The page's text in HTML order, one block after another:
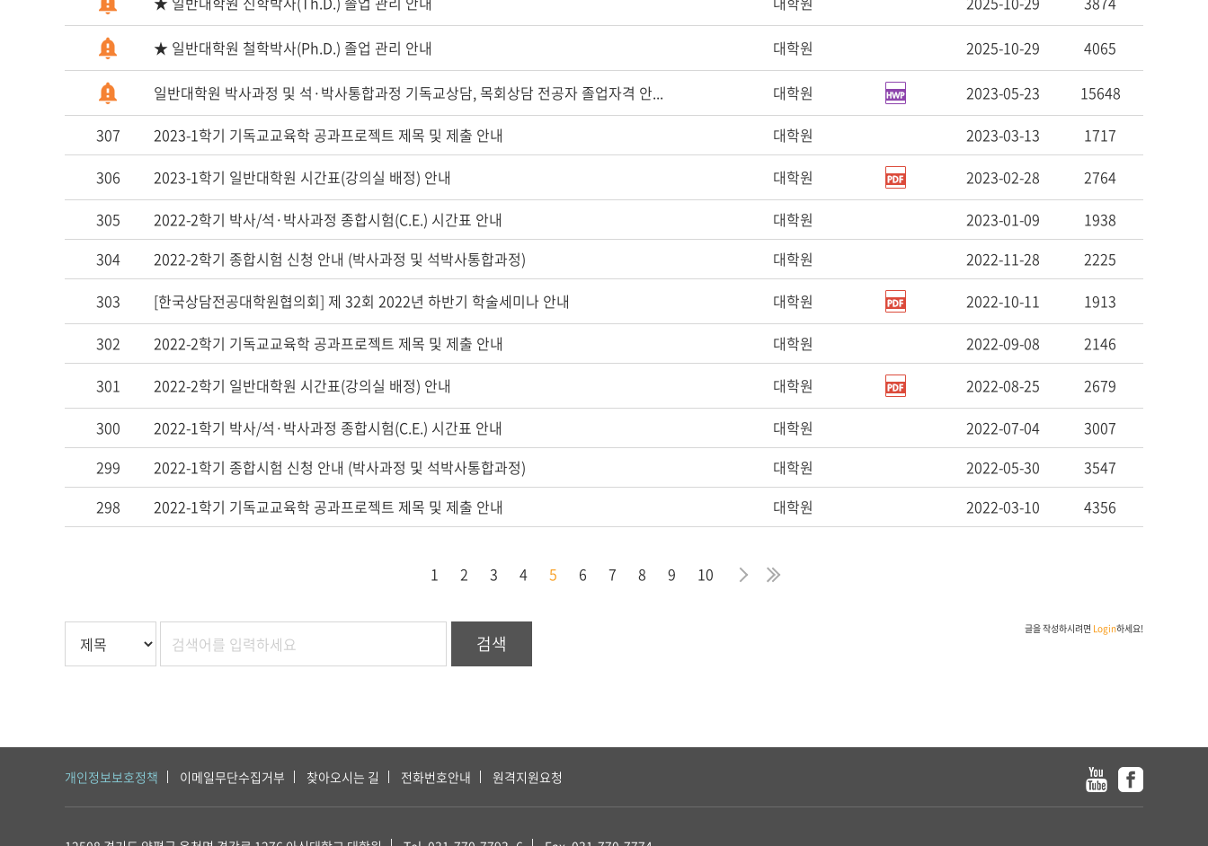
★ 일반대학원 철학박사(Ph.D.) 졸업 관리 안내 대학원 2025-10-29 4065
일반대학원 박사과정 및 석·박사통합과정 기독교상담, 목회상담 전공자 졸업자격 안... 대학원 2023-05-23
15648
307
2023-1학기 기독교교육학 공과프로젝트 제목 및 제출 안내 대학원 2023-03-13
1717
306
2023-1학기 일반대학원 시간표(강의실 배정) 안내 대학원 2023-02-28
2764
305
2022-2학기 박사/석·박사과정 종합시험(C.E.) 시간표 안내 대학원 2023-01-09
1938
304
2022-2학기 종합시험 신청 안내 (박사과정 및 석박사통합과정) 대학원 2022-11-28
2225
303
[한국상담전공대학원협의회] 제 32회 2022년 하반기 학술세미나 안내 대학원 2022-10-11
1913
302
2022-2학기 기독교교육학 공과프로젝트 제목 및 제출 안내 대학원 2022-09-08
2146
301
2022-2학기 일반대학원 시간표(강의실 배정) 안내 대학원 2022-08-25
2679
300
2022-1학기 박사/석·박사과정 종합시험(C.E.) 시간표 안내 대학원 2022-07-04
3007
299
2022-1학기 종합시험 신청 안내 (박사과정 및 석박사통합과정) 대학원 2022-05-30
3547
298
2022-1학기 기독교교육학 공과프로젝트 제목 및 제출 안내 대학원 2022-03-10 4356
1 2 3 4 5 6 7 8 9 10 다 마
검색
글을 작성하시려면 Login하세요!
개인정보보호정책 이메일무단수집거부 찾아오시는 길 전화번호안내 원격지원요청